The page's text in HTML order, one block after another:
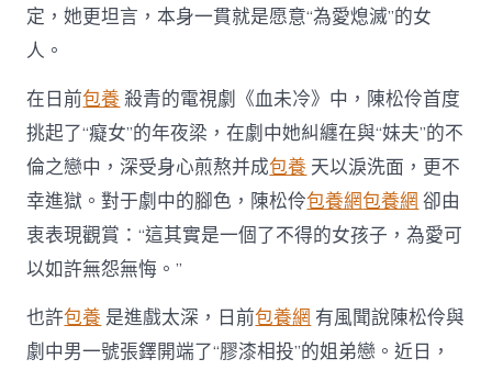
定，她更坦言，本身一貫就是愿意“為愛熄滅”的女
人。
在日前包養 殺青的電視劇《血未冷》中，陳松伶首度
挑起了“癡女”的年夜梁，在劇中她糾纏在與“妹夫”的不
倫之戀中，深受身心煎熬并成包養 天以淚洗面，更不
幸進獄。對于劇中的腳色，陳松伶包養網包養網 卻由
衷表現觀賞：“這其實是一個了不得的女孩子，為愛可
以如許無怨無悔。”
也許包養 是進戲太深，日前包養網 有風聞說陳松伶與
劇中男一號張鐸開端了“膠漆相投”的姐弟戀。近日，